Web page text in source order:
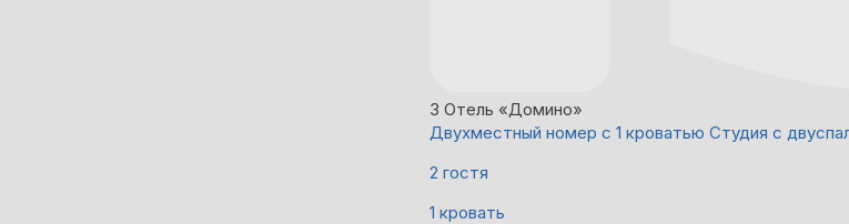
3 Отель «Домино»
Двухместный номер с 1 кроватью Студия с
2 гостя
1 кровать